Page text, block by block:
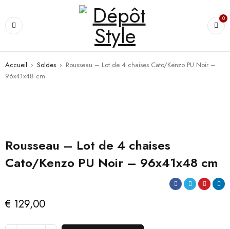
0
Accueil › Soldes › Rousseau – Lot de 4 chaises Cato/Kenzo PU Noir –
96x41x48 cm
Rousseau – Lot de 4 chaises
Cato/Kenzo PU Noir – 96x41x48 cm
€ 129,00